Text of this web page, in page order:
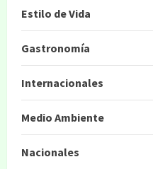
Estilo de Vida
Gastronomía
Internacionales
Medio Ambiente
Nacionales